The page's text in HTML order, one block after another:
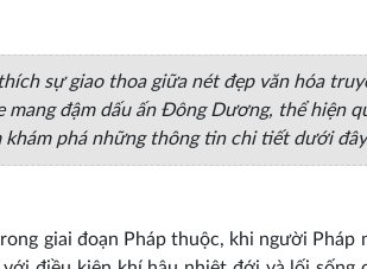
sự giao thoa giữa nét đẹp văn hóa
đậm dấu ấn Đông Dương, thể hiện
phá những thông tin chi tiết dưới
giai đoạn Pháp thuộc, khi người Pháp